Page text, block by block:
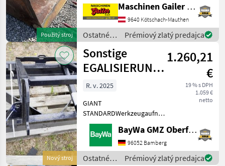
Použitý stroj
Hĺbka cca 95 cm Príďte sa u
nás presvedčiť o našej
širokej ponuke. Na sklade
má
Maschinen Gailer GmbH
9640 Kötschach-Mauthen
Ostatné
traktorové
komponenty
/ Hauer
Prémiový zlatý predajca
Nový stroj
Sonstige
EGALISIERUNGSRAHMEN
1750 MM
1.260,21
€
19 % s DPH
1.059 €
netto
R. v. 2025
GIANT
STANDARDWerkzeugaufnahmeMaschine
steht am Standort Döbeln.
Ostatné traktorové
komponenty Ostatné
silovo strojové
komponenty
BayWa GMZ Oberfranken
96052 Bamberg
Ostatné
Prémiový zlatý predajca